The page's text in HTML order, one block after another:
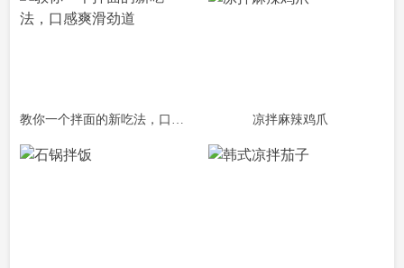
凉拌麻辣鸡爪